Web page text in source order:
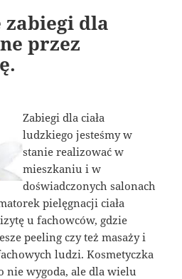
zabiegi dla
przez
Zabiegi dla ciała
ludzkiego jesteśmy w
stanie realizować w
mieszkaniu i w
doświadczonych salonach
pielęgnacji ciała
u fachowców, gdzie
peeling czy też masaży i
ludzi. Kosmetyczka
nie wygoda, ale dla wielu